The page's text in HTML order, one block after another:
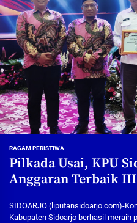
RAGAM PERISTIWA
Pilkada Usai, KPU
Anggaran Terbaik
SIDOARJO (liputansidoarjo.com)-
Kabupaten Sidoarjo berhasil meraih